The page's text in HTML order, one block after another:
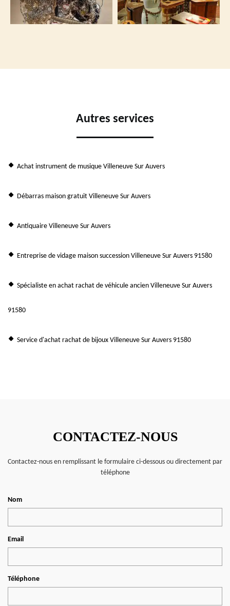
Autres services
Achat instrument de musique Villeneuve Sur Auvers
Débarras maison gratuit Villeneuve Sur Auvers
Antiquaire Villeneuve Sur Auvers
Entreprise de vidage maison succession Villeneuve Sur Auvers 91580
Spécialiste en achat rachat de véhicule ancien Villeneuve Sur Auvers
91580
Service d'achat rachat de bijoux Villeneuve Sur Auvers 91580
CONTACTEZ-NOUS
Contactez-nous en remplissant le formulaire ci-dessous ou directement par
téléphone
Nom
Email
Téléphone